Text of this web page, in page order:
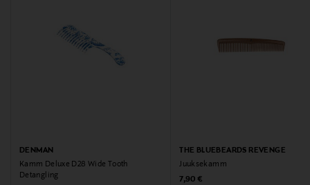
DENMAN
Kamm Deluxe D28 Wide Tooth
Detangling
THE BLUEBEARDS REVENGE
Juuksekamm
Original Price
7,90 €